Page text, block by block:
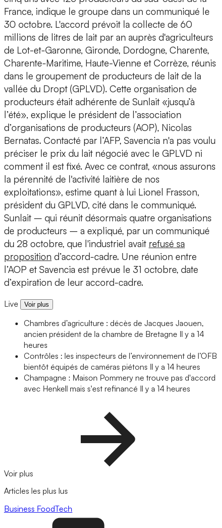
France, indique le groupe dans un communiqué le
30 octobre. L'accord prévoit la collecte de 60
millions de litres de lait par an auprès d'agriculteurs
de Lot-et-Garonne, Gironde, Dordogne, Charente,
Charente-Maritime, Haute-Vienne et Corrèze, réunis
dans le groupement de producteurs de lait de la
vallée du Dropt (GPLVD). Cette organisation de
producteurs était adhérente de Sunlait «jusqu’à
l’été», explique le président de l’association
d’organisations de producteurs (AOP), Nicolas
Bernatas. Contacté par l’AFP, Savencia n'a pas voulu
préciser le prix du lait négocié avec le GPLVD ni
comment il est fixé. Avec ce contrat, «nous assurons
la pérennité de l'activité laitière de nos
exploitations», estime quant à lui Lionel Frasson,
président du GPLVD, cité dans le communiqué.
Sunlait – qui réunit désormais quatre organisations
de producteurs – a expliqué, par un communiqué
du 28 octobre, que l'industriel avait refusé sa
proposition d’accord-cadre. Une réunion entre
l’AOP et Savencia est prévue le 31 octobre, date
d’expiration de leur accord-cadre.
Live Voir plus
Chambres d’agriculture : décès de Jacques Jaouen,
ancien président de la chambre de Bretagne Il y a 14
heures
Contrôles : les inspecteurs de l’environnement de l’OFB
bientôt équipés de caméras piétons Il y a 14 heures
Champagne : Maison Pommery ne trouve pas d'accord
avec Henkell mais s'est refinancé Il y a 14 heures
Voir plus
Articles les plus lus
Business FoodTech